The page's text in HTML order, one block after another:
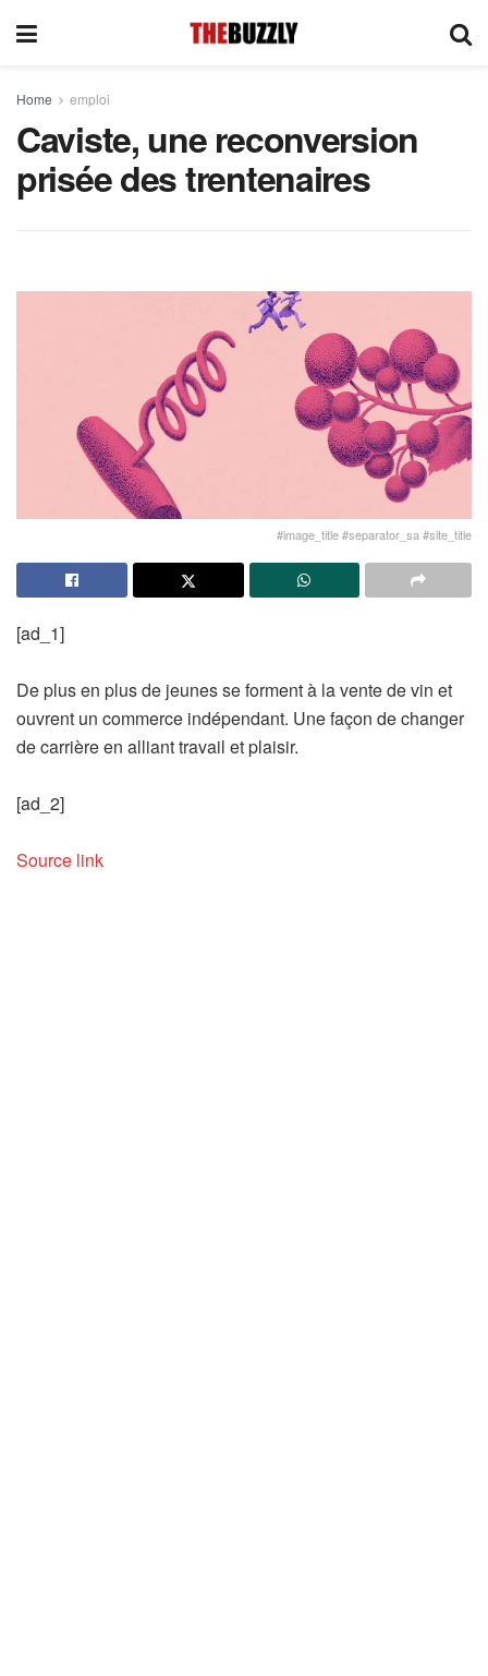
Home emploi
Caviste, une reconversion
prisée des trentenaires
#image_title #separator_sa #site_title
[ad_1]
De plus en plus de jeunes se forment à la vente de vin et
ouvrent un commerce indépendant. Une façon de changer
de carrière en alliant travail et plaisir.
[ad_2]
Source link